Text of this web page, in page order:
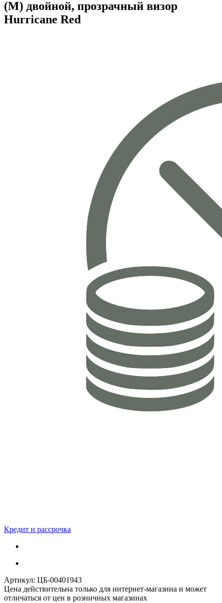
(M) двойной, прозрачный визор
Hurricane Red
Кредит и рассрочка
Артикул: ЦБ-00401943
Цена действительна только для интернет-магазина и может
отличаться от цен в розничных магазинах